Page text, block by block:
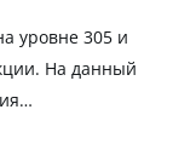
уровне 305 и
На данный